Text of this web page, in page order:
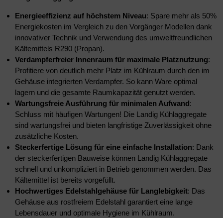
Energieeffizienz auf höchstem Niveau: Spare mehr als 50%
Energiekosten im Vergleich zu den Vorgänger Modellen dank
innovativer Technik und Verwendung des umweltfreundlichen
Kältemittels R290 (Propan).
Verdampferfreier Innenraum für maximale Platznutzung:
Profitiere von deutlich mehr Platz im Kühlraum durch den im
Gehäuse integrierten Verdampfer. So kann Ware optimal
lagern und die gesamte Raumkapazität genutzt werden.
Wartungsfreie Ausführung für minimalen Aufwand:
Schluss mit häufigen Wartungen! Die Landig Kühlaggregate
sind wartungsfrei und bieten langfristige Zuverlässigkeit ohne
zusätzliche Kosten.
Steckerfertige Lösung für eine einfache Installation: Dank
der steckerfertigen Bauweise können Landig Kühlaggregate
schnell und unkompliziert in Betrieb genommen werden. Das
Kältemittel ist bereits vorgefüllt.
Hochwertiges Edelstahlgehäuse für Langlebigkeit: Das
Gehäuse aus rostfreiem Edelstahl garantiert eine lange
Lebensdauer und optimale Hygiene im Kühlraum.